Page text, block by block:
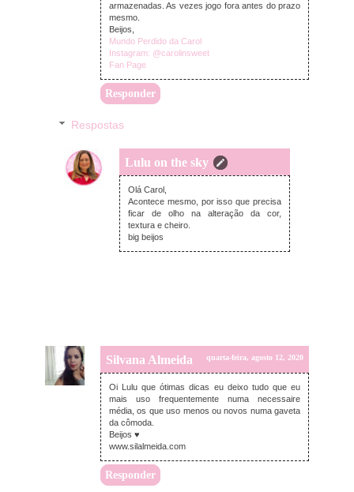
armazenadas. As vezes jogo fora antes do prazo
mesmo.
Beijos,
Mundo Perdido da Carol
Instagram: @carolinsweet
Fan Page
Responder
Respostas
Lulu on the sky
quarta-feira, agosto 12, 2020
Olá Carol,
Acontece mesmo, por isso que precisa
ficar de olho na alteração da cor,
textura e cheiro.
big beijos
Silvana Almeida quarta-feira, agosto 12, 2020
Oi Lulu que ótimas dicas eu deixo tudo que eu
mais uso frequentemente numa necessaire
média, os que uso menos ou novos numa gaveta
da cômoda.
Beijos ♥
www.silalmeida.com
Responder